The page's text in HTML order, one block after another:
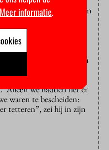
nu, Jaap”, zei hij tegen
“Ons onderzoek is er
op geworden. Maar
om draait .”
dit soort onderzoek en
gelijk. Jaap Winter
dat dit soort dingen
Alleen we hadden het er
waren te bescheiden:
tetteren”, zei hij in zijn
Meer informatie.